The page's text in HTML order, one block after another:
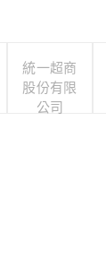
統一超商
股份有限
公司